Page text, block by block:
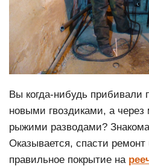
Вы когда-нибудь прибивали
новыми гвоздиками, а
рыжими разводами?
Оказывается, спасти
правильное покрытие на